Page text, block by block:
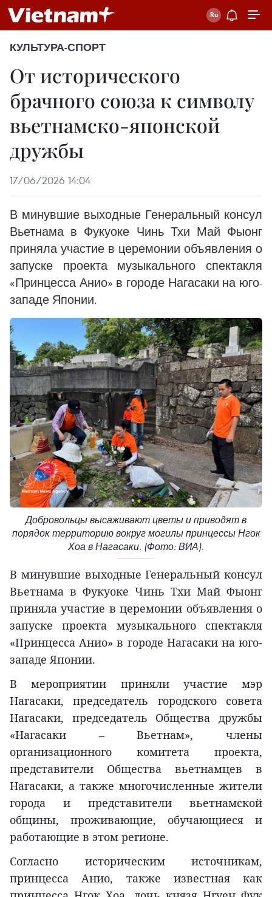
КУЛЬТУРА-СПОРТ
От исторического
брачного союза к символу
вьетнамско-японской
дружбы
17/06/2026 14:04
В минувшие выходные Генеральный консул
Вьетнама в Фукуоке Чинь Тхи Май Фыонг
приняла участие в церемонии объявления о
запуске проекта музыкального спектакля
«Принцесса Анио» в городе Нагасаки на юго-
западе Японии.
Добровольцы высаживают цветы и приводят в
порядок территорию вокруг могилы принцессы Нгок
Хоа в Нагасаки. (Фото: ВИА).
В минувшие выходные Генеральный консул
Вьетнама в Фукуоке Чинь Тхи Май Фыонг
приняла участие в церемонии объявления о
запуске проекта музыкального спектакля
«Принцесса Анио» в городе Нагасаки на юго-
западе Японии.
В мероприятии приняли участие мэр
Нагасаки, председатель городского совета
Нагасаки, председатель Общества дружбы
«Нагасаки – Вьетнам», члены
организационного комитета проекта,
представители Общества вьетнамцев в
Нагасаки, а также многочисленные жители
города и представители вьетнамской
общины, проживающие, обучающиеся и
работающие в этом регионе.
Согласно историческим источникам,
принцесса Анио, также известная как